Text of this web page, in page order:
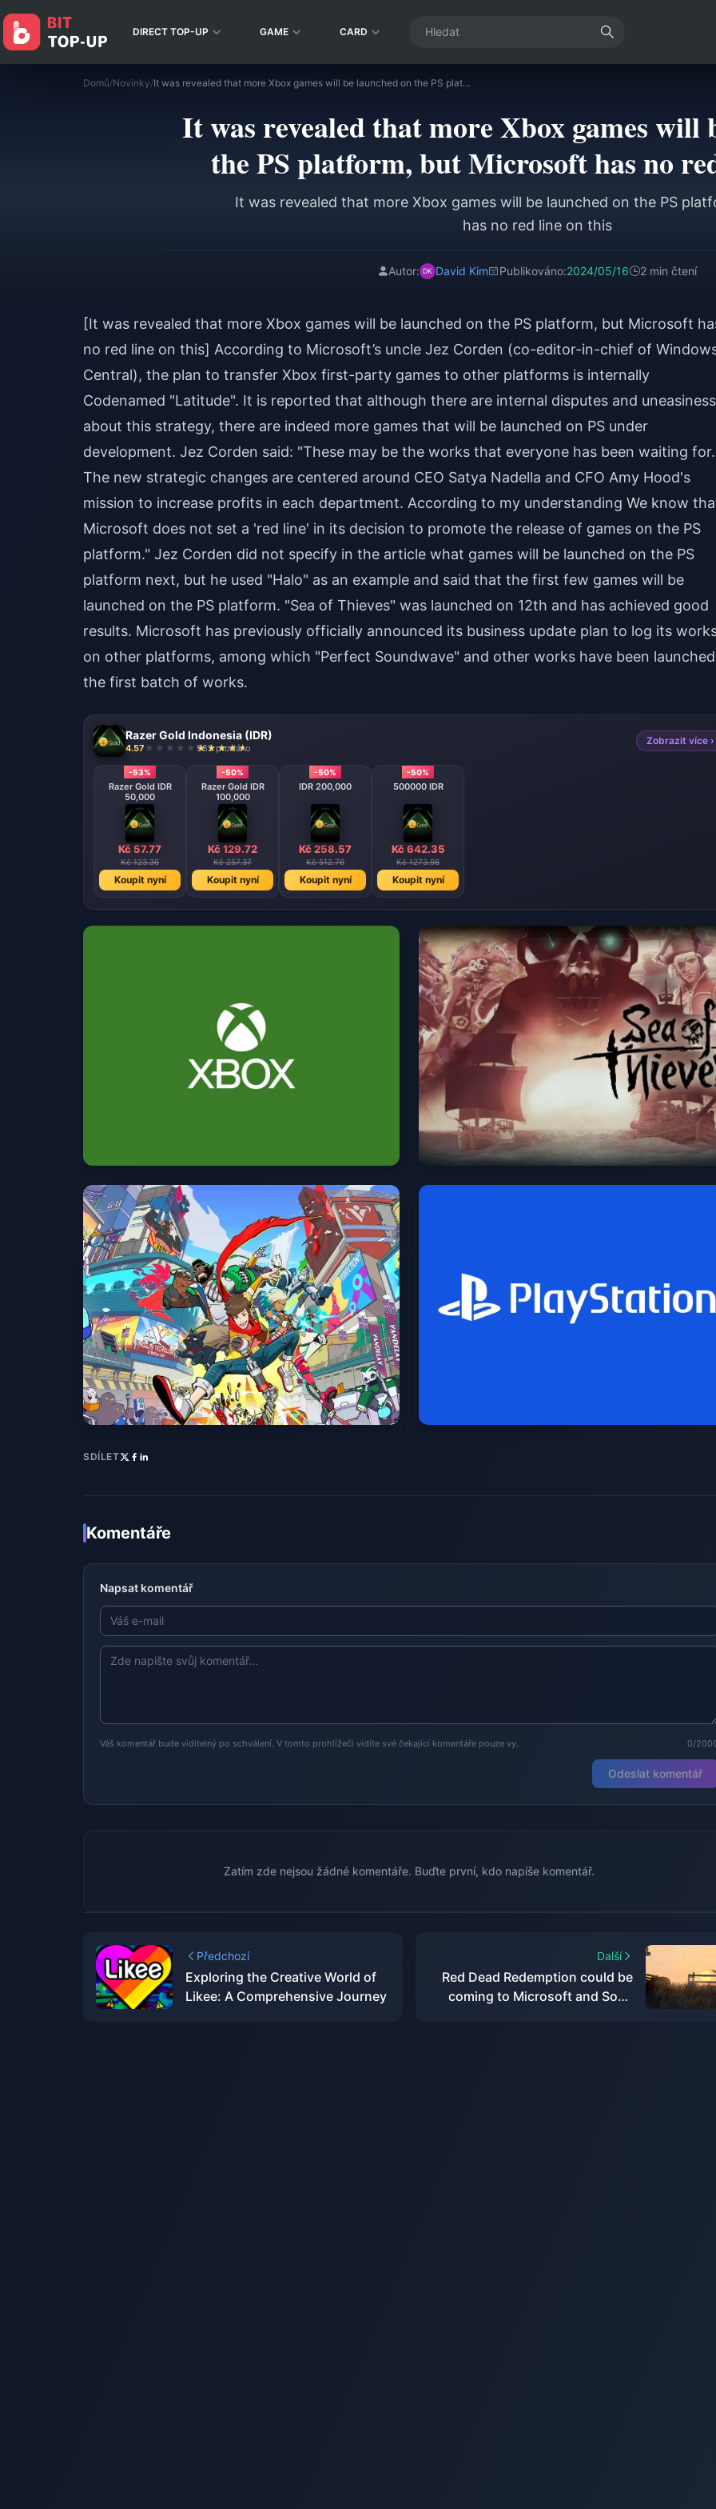
DIRECT TOP-UP GAME CARD
Domů/Novinky/ It was revealed that more Xbox games will be launched on the PS platform, but Microsoft has no red line on this
It was revealed that more Xbox games will
the PS platform, but Microsoft has no
It was revealed that more Xbox games will be launched on the PS
has no red line on this
Autor: David Kim Publikováno:2024/05/16 2 min čtení
[It was revealed that more Xbox games will be launched on the PS platform, but Microsoft
no red line on this] According to Microsoft’s uncle Jez Corden (co-editor-in-chief of
Central), the plan to transfer Xbox first-party games to other platforms is internally
Codenamed "Latitude". It is reported that although there are internal disputes and uneasiness
about this strategy, there are indeed more games that will be launched on PS under
development. Jez Corden said: "These may be the works that everyone has been waiting for.
The new strategic changes are centered around CEO Satya Nadella and CFO Amy Hood's
mission to increase profits in each department. According to my understanding We know
Microsoft does not set a 'red line' in its decision to promote the release of games on the PS
platform." Jez Corden did not specify in the article what games will be launched on the PS
platform next, but he used "Halo" as an example and said that the first few games will be
launched on the PS platform. "Sea of ​​Thieves" was launched on 12th and has achieved good
results. Microsoft has previously officially announced its business update plan to log its
on other platforms, among which "Perfect Soundwave" and other works have been
the first batch of works.
Razer Gold Indonesia (IDR)
4.57 982 prodáno
Zobrazit více ›
-53%
Razer Gold IDR
50,000
Kč 57.77
Kč 123.36
Koupit nyní
-50%
Razer Gold IDR
100,000
Kč 129.72
Kč 257.37
Koupit nyní
-50%
IDR 200,000
Kč 258.57
Kč 512.76
Koupit nyní
-50%
500000 IDR
Kč 642.35
Kč 1273.98
Koupit nyní
SDÍLET
Komentáře
Napsat komentář
Váš komentář bude viditelný po schválení. V tomto prohlížeči vidíte své čekající komentáře pouze vy. 0/
Odeslat komentář
Zatím zde nejsou žádné komentáře. Buďte první, kdo napíše komentář.
Předchozí
Exploring the Creative World of
Likee: A Comprehensive Journey
Další
Red Dead Redemption could be
coming to Microsoft and Sony